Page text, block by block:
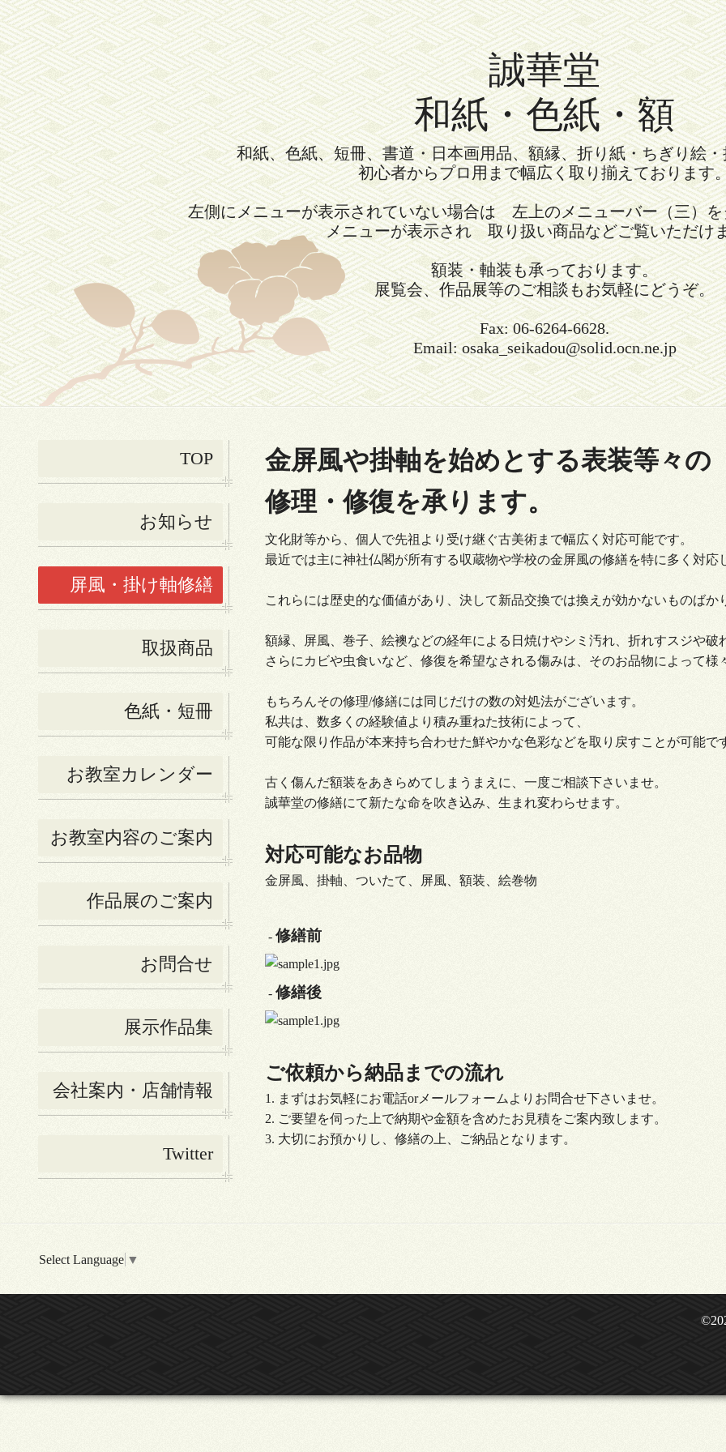
誠華堂
和紙・色紙・額
和紙、色紙、短冊、書道・日本画用品、額縁、折り紙・ちぎり絵
初心者からプロ用まで幅広く取り揃えております
左側にメニューが表示されていない場合は 左上のメニューバー（三）
メニューが表示され 取り扱い商品などご覧いただけ
額装・軸装も承っております。
展覧会、作品展等のご相談もお気軽にどうぞ。
Fax: 06-6264-6628.
Email: osaka_seikadou@solid.ocn.ne.jp
TOP
お知らせ
屏風・掛け軸修繕
取扱商品
色紙・短冊
お教室カレンダー
お教室内容のご案内
作品展のご案内
お問合せ
展示作品集
会社案内・店舗情報
Twitter
金屏風や掛軸を始めとする表装等々の
修理・修復を承ります。
文化財等から、個人で先祖より受け継ぐ古美術まで幅広く対応可能です。
最近では主に神社仏閣が所有する収蔵物や学校の金屏風の修繕を特に多く対応
これらには歴史的な価値があり、決して新品交換では換えが効かないものばか
額縁、屏風、巻子、絵襖などの経年による日焼けやシミ汚れ、折れすスジや破
さらにカビや虫食いなど、修復を希望なされる傷みは、そのお品物によって様
もちろんその修理/修繕には同じだけの数の対処法がございます。
私共は、数多くの経験値より積み重ねた技術によって、
可能な限り作品が本来持ち合わせた鮮やかな色彩などを取り戻すことが可能で
古く傷んだ額装をあきらめてしまうまえに、一度ご相談下さいませ。
誠華堂の修繕にて新たな命を吹き込み、生まれ変わらせます。
対応可能なお品物
金屏風、掛軸、ついたて、屏風、額装、絵巻物
- 修繕前
- 修繕後
ご依頼から納品までの流れ
まずはお気軽にお電話orメールフォーム よりお問合せ下さいませ。
ご要望を伺った上で納期や金額を含めたお見積をご案内致します。
大切にお預かりし、修繕の上、ご納品となります。
Select Language ▼